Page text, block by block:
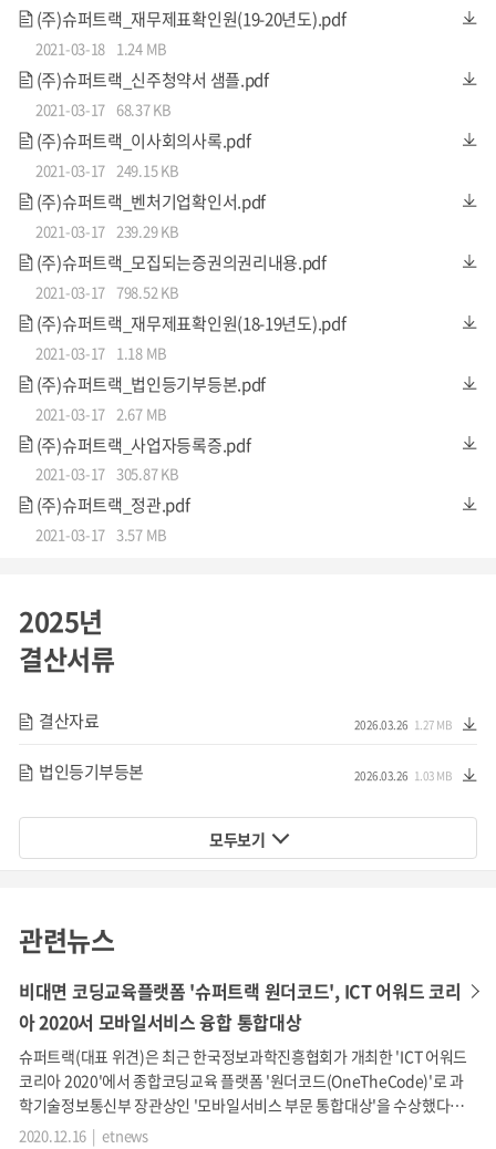
었습니다.
<슈퍼트랙 글로벌 파트너 및 국내 고객사>
벤처기업인증으로
연말소득공제 혜택까지
공제 인정을 받으실 수 있습니다.
목표 시장
(주)슈퍼트랙_재무제표확인원(19-20년도).pdf
2021-03-18 1.24 MB
(주)슈퍼트랙_신주청약서 샘플.pdf
2021-03-17 68.37 KB
(주)슈퍼트랙_이사회의사록.pdf
2021-03-17 249.15 KB
(주)슈퍼트랙_벤처기업확인서.pdf
2021-03-17 239.29 KB
(주)슈퍼트랙_모집되는증권의권리내용.pdf
2021-03-17 798.52 KB
(주)슈퍼트랙_재무제표확인원(18-19년도).pdf
2021-03-17 1.18 MB
(주)슈퍼트랙_법인등기부등본.pdf
2021-03-17 2.67 MB
(주)슈퍼트랙_사업자등록증.pdf
2021-03-17 305.87 KB
(주)슈퍼트랙_정관.pdf
2021-03-17 3.57 MB
2025년
결산서류
결산자료 1.27 MB
2026.03.26
법인등기부등본 1.03 MB
2026.03.26
모두보기
관련뉴스
비대면 코딩교육플랫폼 '슈퍼트랙 원더코드', ICT 어워드 코리
아 2020서 모바일서비스 융합 통합대상
슈퍼트랙(대표 위견)은 최근 한국정보과학진흥협회가 개최한 'ICT 어워드
코리아 2020'에서 종합코딩교육 플랫폼 '원더코드(OneTheCode)'로 과
학기술정보통신부 장관상인 '모바일서비스 부문 통합대상'을 수상했다고
16일 밝혔다.
2020.12.16 | etnews